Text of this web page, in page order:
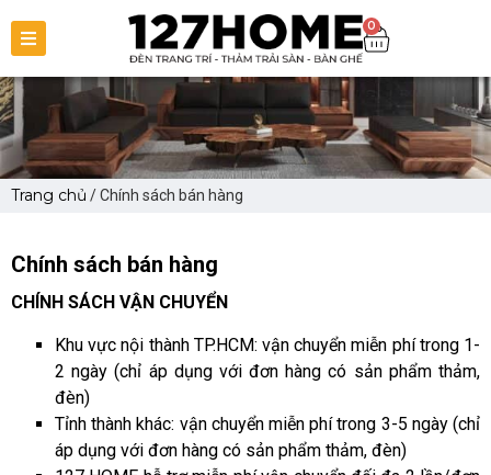
0
Trang chủ / Chính sách bán hàng
Chính sách bán hàng
CHÍNH SÁCH VẬN CHUYỂN
Khu vực nội thành TP.HCM: vận chuyển miễn phí trong 1-
2 ngày (chỉ áp dụng với đơn hàng có sản phẩm thảm,
đèn)
Tỉnh thành khác: vận chuyển miễn phí trong 3-5 ngày (chỉ
áp dụng với đơn hàng có sản phẩm thảm, đèn)